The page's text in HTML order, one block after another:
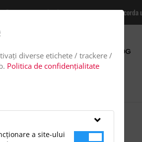
comenzile plasate pe site va putem
DESPRE NOI CATALOAGE BLOG
GRS recycled
diverse etichete / trackere /
Politica de confidențialitate
a site-ului